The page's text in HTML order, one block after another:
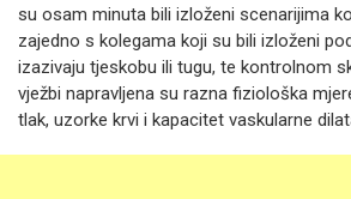
su osam minuta bili izloženi scenarijima
zajedno s kolegama koji su bili izloženi
izazivaju tjeskobu ili tugu, te kontrolnom
vježbi napravljena su razna fiziološka
tlak, uzorke krvi i kapacitet vaskularne